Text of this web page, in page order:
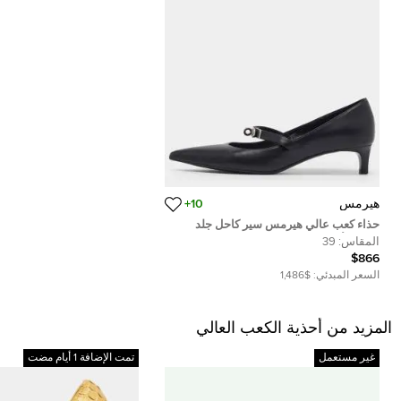
هيرمس 10+
حذاء كعب عالي هيرمس سير كاحل جلد
تمساح أسود مقاس 38.5
المقاس: 39
$866
السعر المبدئي: $1,486
المزيد من أحذية الكعب العالي
غير مستعمل تمت الإضافة 1 أيام مضت